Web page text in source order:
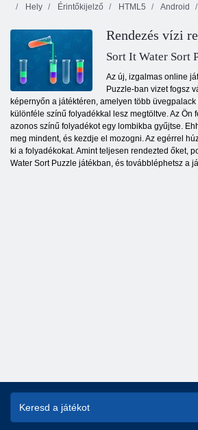
Hely
Érintőkijelző HTML5 Android
Rendezés vízi
Sort It Water Sort
Az új, izgalmas online
Puzzle-ban vizet fogsz
képernyőn a játéktéren, amelyen több
különféle színű folyadékkal lesz megtöltve. Az Ön
azonos színű folyadékot egy lombikba gyűjtse.
meg mindent, és kezdje el mozogni. Az egérrel
ki a folyadékokat. Amint teljesen rendezted őket,
Water Sort Puzzle játékban, és továbbléphetsz a